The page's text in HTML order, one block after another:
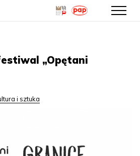
treści„Opętani
i sztuka